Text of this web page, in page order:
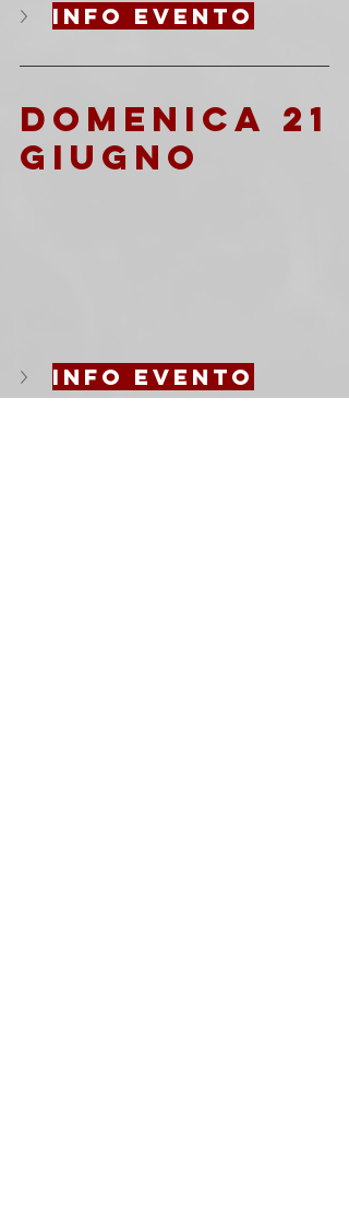
info evento
domenica 21
giugno
info evento